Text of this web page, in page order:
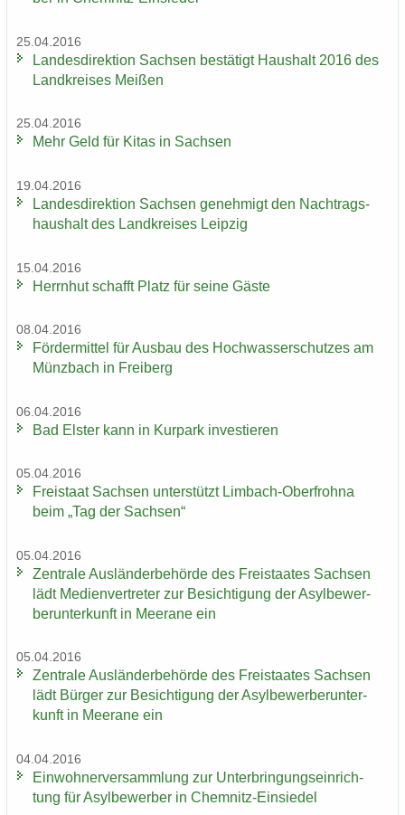
25.04.2016
Lan­des­di­rek­ti­on Sach­sen be­stä­tigt Haus­halt 2016 des
Land­krei­ses Mei­ßen
25.04.2016
Mehr Geld für Kitas in Sach­sen
19.04.2016
Lan­des­di­rek­ti­on Sach­sen ge­neh­migt den Nach­trags­
haus­halt des Land­krei­ses Leip­zig
15.04.2016
Herrn­hut schafft Platz für seine Gäste
08.04.2016
För­der­mit­tel für Aus­bau des Hoch­was­ser­schut­zes am
Münz­bach in Frei­berg
06.04.2016
Bad Els­ter kann in Kur­park in­ves­tie­ren
05.04.2016
Frei­staat Sach­sen un­ter­stützt Limbach-​Oberfrohna
beim „Tag der Sach­sen“
05.04.2016
Zen­tra­le Aus­län­der­be­hör­de des Frei­staa­tes Sach­sen
lädt Me­di­en­ver­tre­ter zur Be­sich­ti­gung der Asyl­be­wer­
ber­un­ter­kunft in Meer­a­ne ein
05.04.2016
Zen­tra­le Aus­län­der­be­hör­de des Frei­staa­tes Sach­sen
lädt Bür­ger zur Be­sich­ti­gung der Asyl­be­wer­ber­un­ter­
kunft in Meer­a­ne ein
04.04.2016
Ein­woh­ner­ver­samm­lung zur Un­ter­brin­gungs­ein­rich­
tung für Asyl­be­wer­ber in Chemnitz-​Einsiedel